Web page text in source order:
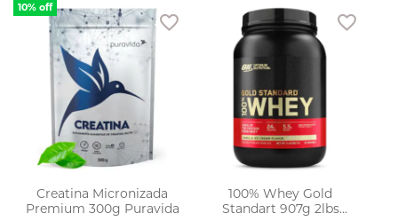
10% off
Creatina Micronizada
Premium 300g Puravida
Adicionar aos favoritos
100% Whey Gold
Standart 907g 2lbs